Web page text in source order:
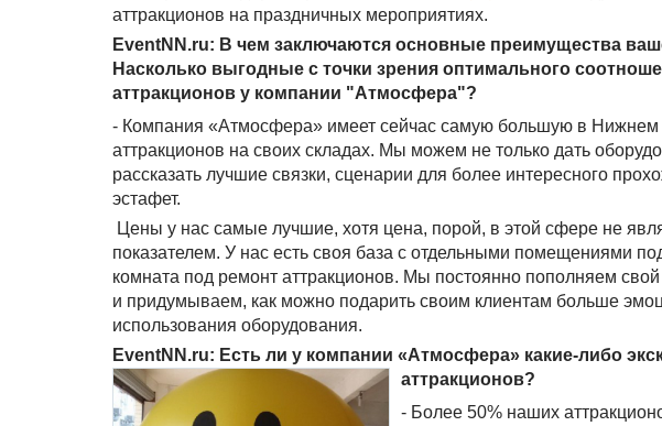
аттракционов на праздничных мероприятиях.
EventNN.ru: В чем заключаются основные преимущества
Насколько выгодные с точки зрения оптимального
аттракционов у компании "Атмосфера"?
- Компания «Атмосфера» имеет сейчас самую большую в Нижнем
аттракционов на своих складах. Мы можем не только дать
рассказать лучшие связки, сценарии для более интересного
эстафет.
Цены у нас самые лучшие, хотя цена, порой, в этой сфере не
показателем. У нас есть своя база с отдельными помещениями
комната под ремонт аттракционов. Мы постоянно пополняем свой
и придумываем, как можно подарить своим клиентам больше
использования оборудования.
EventNN.ru: Есть ли у компании «Атмосфера» какие-либо
аттракционов?
- Более 50% наших